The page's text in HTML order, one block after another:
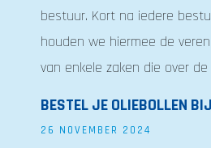
bestuur. Kort na iedere
houden we hiermee de
van enkele zaken die over de
BESTEL JE OLIEBOLLEN
26 NOVEMBER 2024